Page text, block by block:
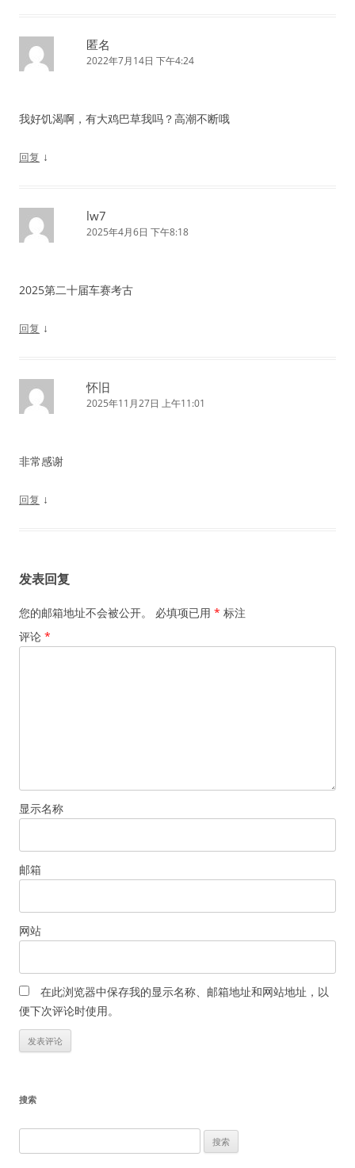
匿名
2022年7月14日 下午4:24
我好饥渴啊，有大鸡巴草我吗？高潮不断哦
回复 ↓
lw7
2025年4月6日 下午8:18
2025第二十届车赛考古
回复 ↓
怀旧
2025年11月27日 上午11:01
非常感谢
回复 ↓
发表回复
您的邮箱地址不会被公开。 必填项已用 * 标注
评论 *
显示名称
邮箱
网站
在此浏览器中保存我的显示名称、邮箱地址和网站地址，以
便下次评论时使用。
搜索
索：